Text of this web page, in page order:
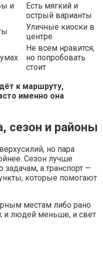
и
Есть мягкий и
острый варианты
Уличные киоски в
центре
Не всем нравится,
но попробовать
стоит
к маршруту,
именно она
сезон и районы
но пара
Сезон лучше
а транспорт —
которые помогают
местам либо рано
и людей меньше, и свет